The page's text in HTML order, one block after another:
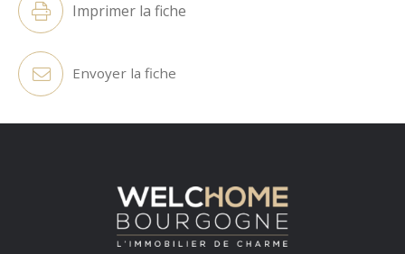
Imprimer la fiche
Envoyer la fiche